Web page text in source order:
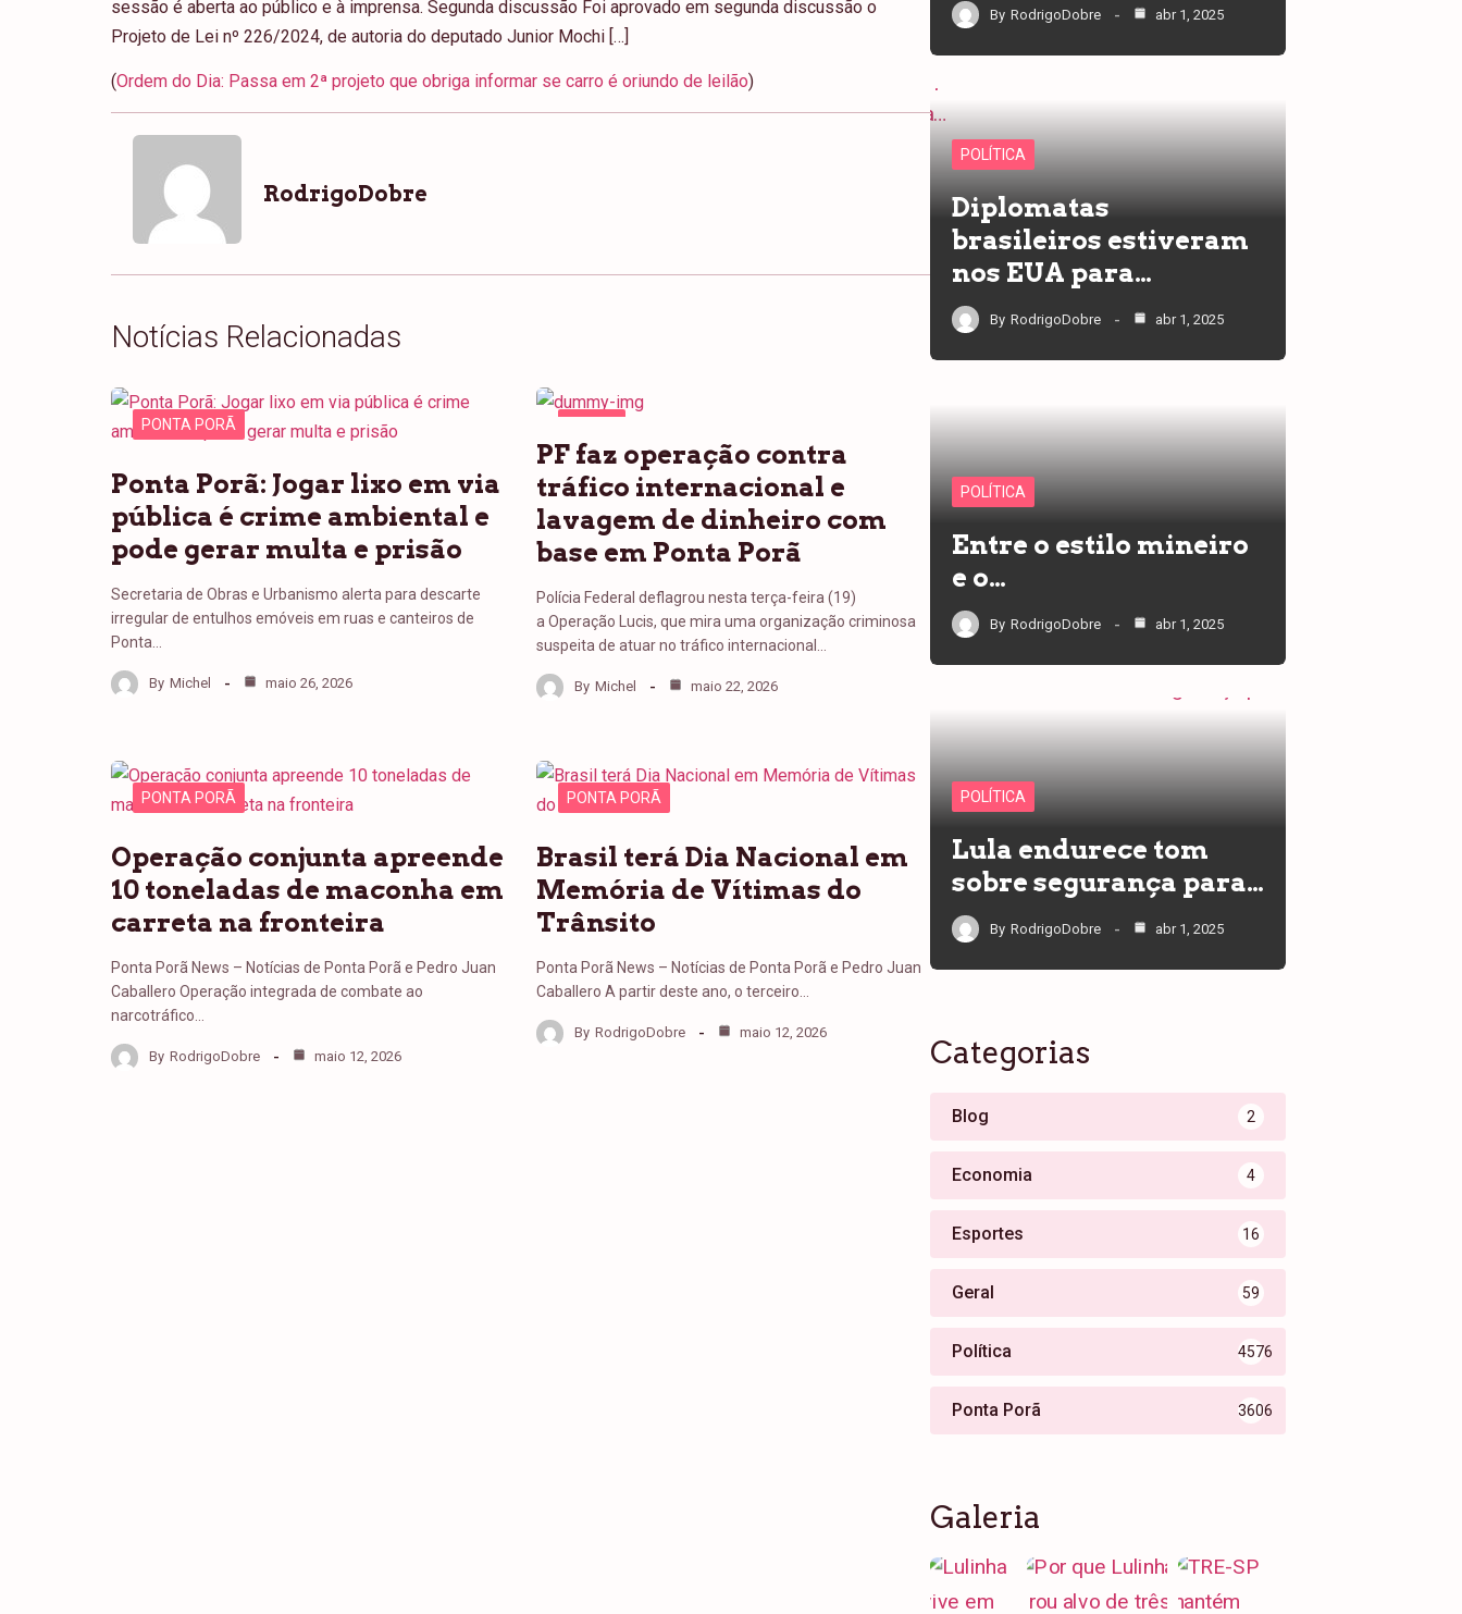
sessão é aberta ao público e à imprensa. Segunda discussão Foi aprovado em segunda discussão o
Projeto de Lei nº 226/2024, de autoria do deputado Junior Mochi […]
(Ordem do Dia: Passa em 2ª projeto que obriga informar se carro é oriundo de leilão)
RodrigoDobre
Notícias Relacionadas
PONTA PORÃ
Ponta Porã: Jogar lixo em via
pública é crime ambiental e
pode gerar multa e prisão
Secretaria de Obras e Urbanismo alerta para descarte
irregular de entulhos emóveis em ruas e canteiros de
Ponta…
By Michel maio 26, 2026
PORÃ
PF faz operação contra
tráfico internacional e
lavagem de dinheiro com
base em Ponta Porã
Polícia Federal deflagrou nesta terça-feira (19)
a Operação Lucis, que mira uma organização criminosa
suspeita de atuar no tráfico internacional…
By Michel maio 22, 2026
PONTA PORÃ
Operação conjunta apreende
10 toneladas de maconha em
carreta na fronteira
Ponta Porã News – Notícias de Ponta Porã e Pedro Juan
Caballero Operação integrada de combate ao
narcotráfico…
By RodrigoDobre maio 12, 2026
PONTA PORÃ
Brasil terá Dia Nacional em
Memória de Vítimas do
Trânsito
Ponta Porã News – Notícias de Ponta Porã e Pedro Juan
Caballero A partir deste ano, o terceiro…
By RodrigoDobre maio 12, 2026
By RodrigoDobre abr 1, 2025
POLÍTICA
Diplomatas
brasileiros estiveram
nos EUA para…
By RodrigoDobre abr 1, 2025
POLÍTICA
Entre o estilo mineiro
e o…
By RodrigoDobre abr 1, 2025
POLÍTICA
Lula endurece tom
sobre segurança para…
By RodrigoDobre abr 1, 2025
Categorias
Blog 2
Economia 4
Esportes 16
Geral 59
Política 4576
Ponta Porã 3606
Galeria